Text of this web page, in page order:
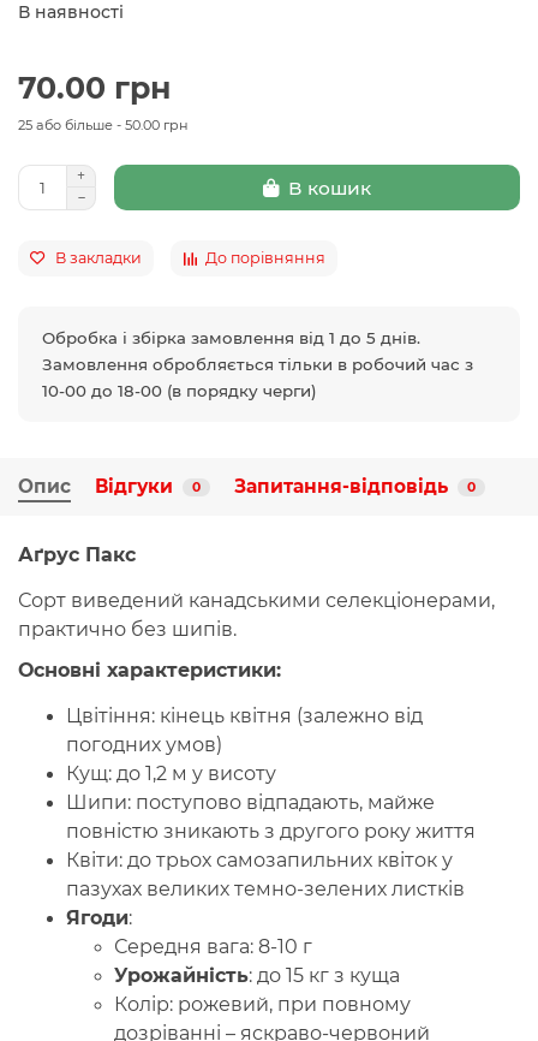
В наявності
70.00 грн
25 або більше - 50.00 грн
В кошик
В закладки До порівняння
Обробка і збірка замовлення від 1 до 5 днів.
Замовлення обробляється тільки в робочий час з
10-00 до 18-00 (в порядку черги)
Опис Відгуки 0 Запитання-відповідь 0
Аґрус Пакс
Сорт виведений канадськими селекціонерами,
практично без шипів.
Основні характеристики:
Цвітіння: кінець квітня (залежно від
погодних умов)
Кущ: до 1,2 м у висоту
Шипи: поступово відпадають, майже
повністю зникають з другого року життя
Квіти: до трьох самозапильних квіток у
пазухах великих темно-зелених листків
Ягоди:
Середня вага: 8-10 г
Урожайність: до 15 кг з куща
Колір: рожевий, при повному
дозріванні – яскраво-червоний